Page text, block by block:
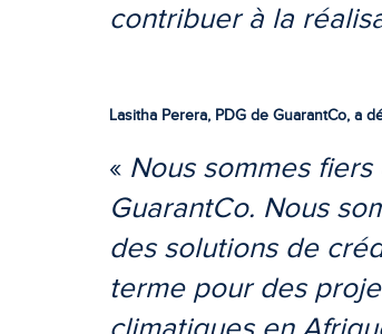
contribuer à la
Lasitha Perera, PDG de GuarantCo, a
« Nous sommes fiers
GuarantCo. Nous
des solutions de
terme pour des